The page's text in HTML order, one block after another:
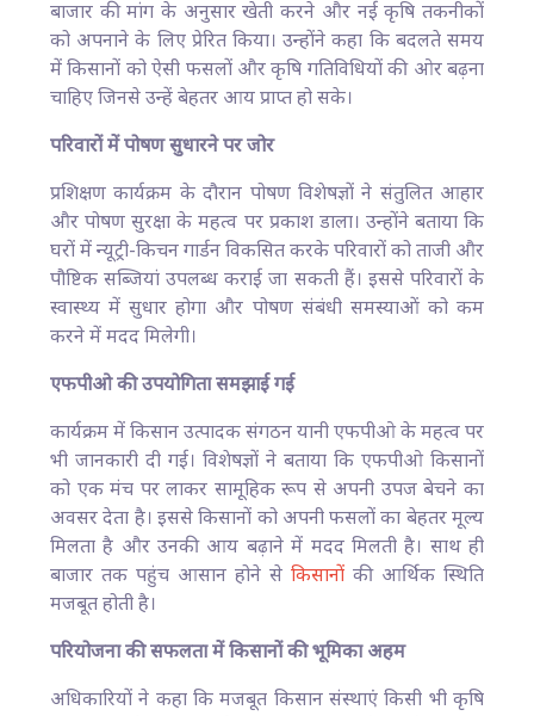
बाजार की मांग के अनुसार खेती करने और नई कृषि तकनीकों
को अपनाने के लिए प्रेरित किया। उन्होंने कहा कि बदलते समय
में किसानों को ऐसी फसलों और कृषि गतिविधियों की ओर बढ़ना
चाहिए जिनसे उन्हें बेहतर आय प्राप्त हो सके।
परिवारों में पोषण सुधारने पर जोर
प्रशिक्षण कार्यक्रम के दौरान पोषण विशेषज्ञों ने संतुलित आहार
और पोषण सुरक्षा के महत्व पर प्रकाश डाला। उन्होंने बताया कि
घरों में न्यूट्री-किचन गार्डन विकसित करके परिवारों को ताजी और
पौष्टिक सब्जियां उपलब्ध कराई जा सकती हैं। इससे परिवारों के
स्वास्थ्य में सुधार होगा और पोषण संबंधी समस्याओं को कम
करने में मदद मिलेगी।
एफपीओ की उपयोगिता समझाई गई
कार्यक्रम में किसान उत्पादक संगठन यानी एफपीओ के महत्व पर
भी जानकारी दी गई। विशेषज्ञों ने बताया कि एफपीओ किसानों
को एक मंच पर लाकर सामूहिक रूप से अपनी उपज बेचने का
अवसर देता है। इससे किसानों को अपनी फसलों का बेहतर मूल्य
मिलता है और उनकी आय बढ़ाने में मदद मिलती है। साथ ही
बाजार तक पहुंच आसान होने से किसानों की आर्थिक स्थिति
मजबूत होती है।
परियोजना की सफलता में किसानों की भूमिका अहम
अधिकारियों ने कहा कि मजबूत किसान संस्थाएं किसी भी कृषि